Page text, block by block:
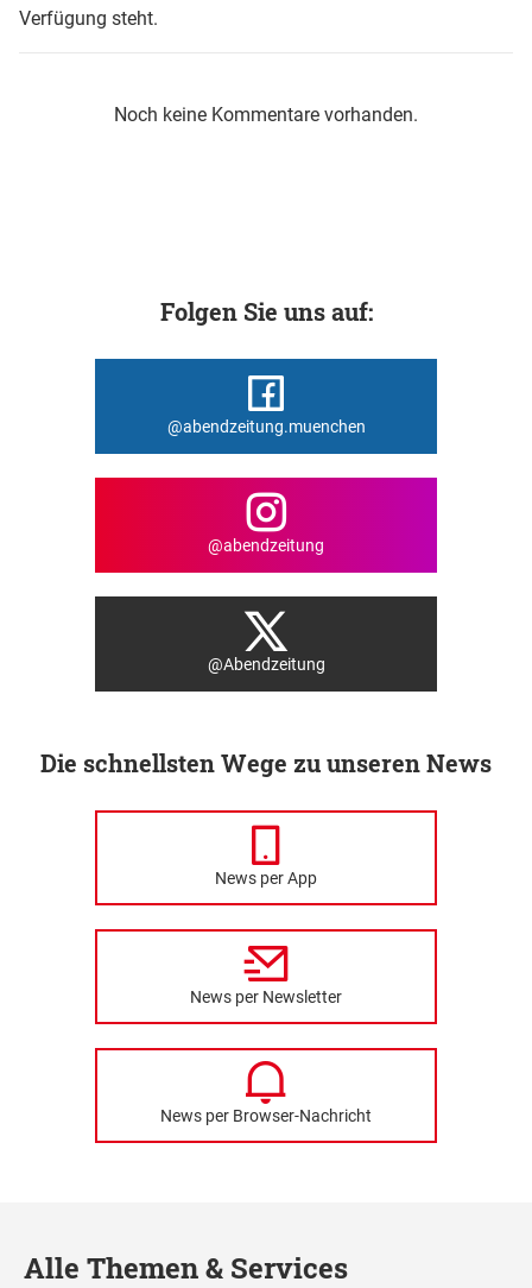
Verfügung steht.
Noch keine Kommentare vorhanden.
Folgen Sie uns auf:
@abendzeitung.muenchen
@abendzeitung
@Abendzeitung
Die schnellsten Wege zu unseren News
News per App
News per Newsletter
News per Browser-Nachricht
Alle Themen & Services